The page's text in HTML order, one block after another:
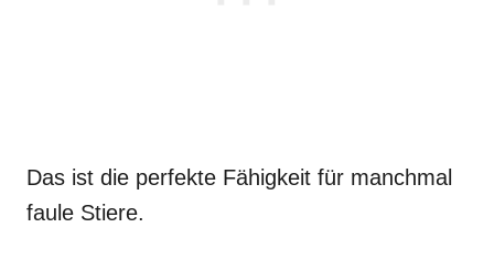
Das ist die perfekte Fähigkeit für manchmal
faule Stiere.